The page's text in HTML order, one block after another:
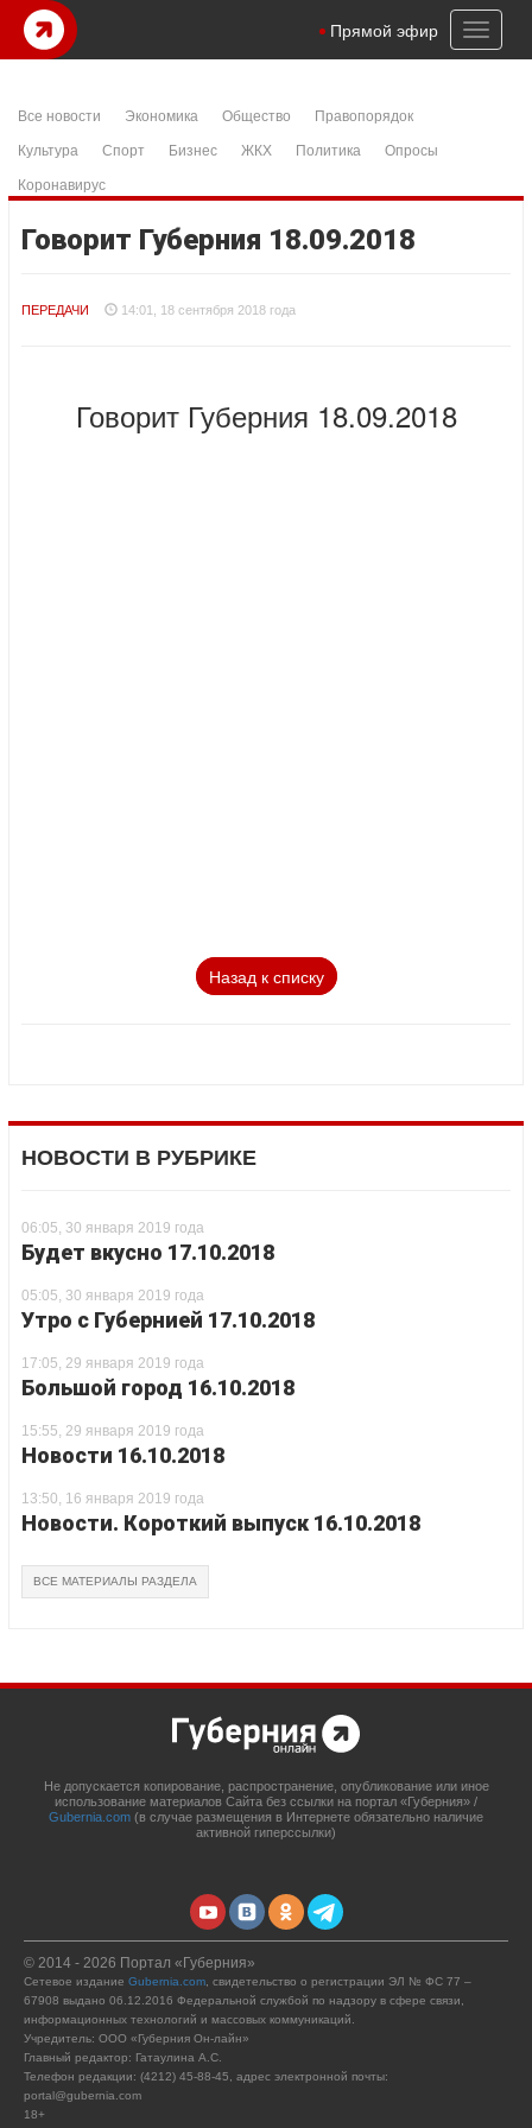
Toggle
Прямой эфир
Все новости Экономика Общество
Правопорядок
Культура
Спорт Бизнес ЖКХ Политика
Опросы
Коронавирус
Говорит Губерния 18.09.2018
ПЕРЕДАЧИ 14:01, 18 сентября 2018 года
Говорит Губерния 18.09.2018
Назад к списку
НОВОСТИ В РУБРИКЕ
06:05, 30 января 2019 года
Будет вкусно 17.10.2018
05:05, 30 января 2019 года
Утро с Губернией 17.10.2018
17:05, 29 января 2019 года
Большой город 16.10.2018
15:55, 29 января 2019 года
Новости 16.10.2018
13:50, 16 января 2019 года
Новости. Короткий выпуск 16.10.2018
ВСЕ МАТЕРИАЛЫ РАЗДЕЛА
Не допускается копирование, распространение, опубликование или иное
использование материалов Сайта без ссылки на портал «Губерния» /
Gubernia.com (в случае размещения в Интернете обязательно наличие
активной гиперссылки)
© 2014 - 2026 Портал «Губерния»
Сетевое издание Gubernia.com , свидетельство о регистрации ЭЛ № ФС 77 –
67908 выдано 06.12.2016 Федеральной службой по надзору в сфере связи,
информационных технологий и массовых коммуникаций.
Учредитель: ООО «Губерния Он-лайн»
Главный редактор: Гатаулина А.С.
Телефон редакции: (4212) 45-88-45, адрес электронной почты:
portal@gubernia.com
18+